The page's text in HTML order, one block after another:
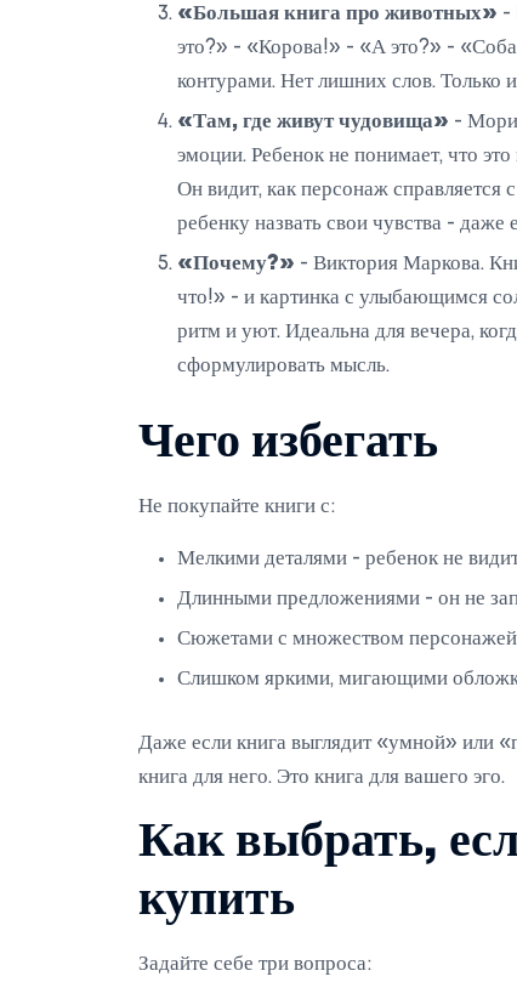
«Большая книга про животных» -
это?» - «Корова!» - «А это?» -
контурами. Нет лишних слов. Только
«Там, где живут чудовища» -
эмоции. Ребенок не понимает, что
Он видит, как персонаж справляется
ребенку назвать свои чувства - даже
«Почему?» - Виктория Маркова.
что!» - и картинка с улыбающимся
ритм и уют. Идеальна для вечера,
сформулировать мысль.
Чего избегать
Не покупайте книги с:
Мелкими деталями - ребенок не
Длинными предложениями - он не
Сюжетами с множеством персонажей
Слишком яркими, мигающими
Даже если книга выглядит «умной» или
книга для него. Это книга для вашего эго.
Как выбрать,
купить
Задайте себе три вопроса: